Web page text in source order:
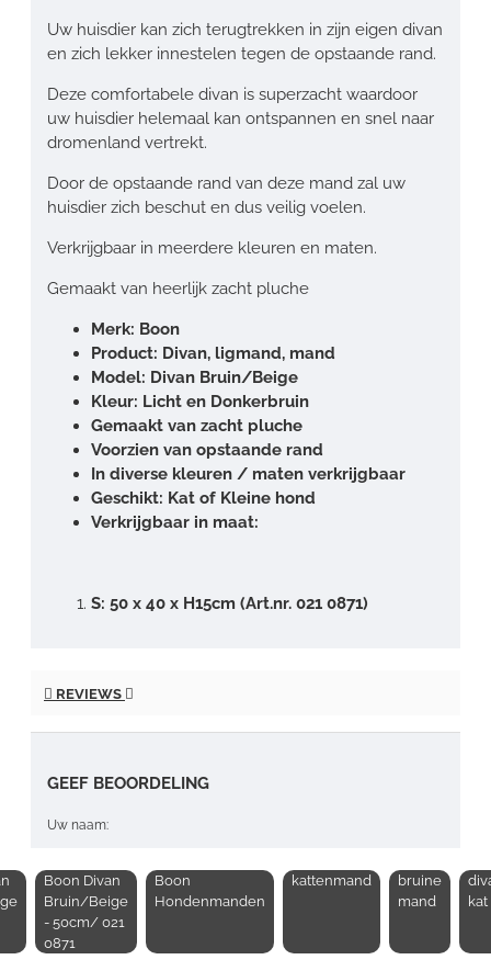
Uw huisdier kan zich terugtrekken in zijn eigen divan
en zich lekker innestelen tegen de opstaande rand.
Deze comfortabele divan is superzacht waardoor
uw huisdier helemaal kan ontspannen en snel naar
dromenland vertrekt.
Door de opstaande rand van deze mand zal uw
huisdier zich beschut en dus veilig voelen.
Verkrijgbaar in meerdere kleuren en maten.
Gemaakt van heerlijk zacht pluche
Merk: Boon
Product: Divan, ligmand, mand
Model: Divan Bruin/Beige
Kleur: Licht en Donkerbruin
Gemaakt van zacht pluche
Voorzien van opstaande rand
In diverse kleuren / maten verkrijgbaar
Geschikt: Kat of Kleine hond
Verkrijgbaar in maat:
S: 50 x 40 x H15cm (Art.nr. 021 0871)
REVIEWS
GEEF BEOORDELING
Uw naam:
Boon Divan
Bruin/Beige
- 50cm/ 021
0871
Boon
Hondenmanden
kattenmand
bruine
mand
kat